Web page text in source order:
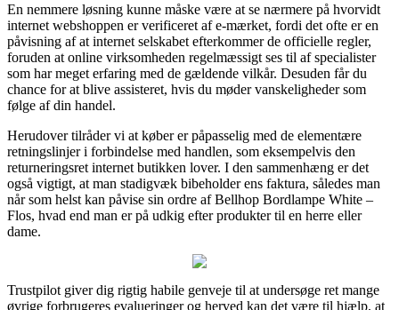
En nemmere løsning kunne måske være at se nærmere på hvorvidt
internet webshoppen er verificeret af e-mærket, fordi det ofte er en
påvisning af at internet selskabet efterkommer de officielle regler,
foruden at online virksomheden regelmæssigt ses til af specialister
som har meget erfaring med de gældende vilkår. Desuden får du
chance for at blive assisteret, hvis du møder vanskeligheder som
følge af din handel.
Herudover tilråder vi at køber er påpasselig med de elementære
retningslinjer i forbindelse med handlen, som eksempelvis den
returneringsret internet butikken lover. I den sammenhæng er det
også vigtigt, at man stadigvæk bibeholder ens faktura, således man
når som helst kan påvise sin ordre af Bellhop Bordlampe White –
Flos, hvad end man er på udkig efter produkter til en herre eller
dame.
Trustpilot giver dig rigtig habile genveje til at undersøge ret mange
øvrige forbrugeres evalueringer og herved kan det være til hjælp, at